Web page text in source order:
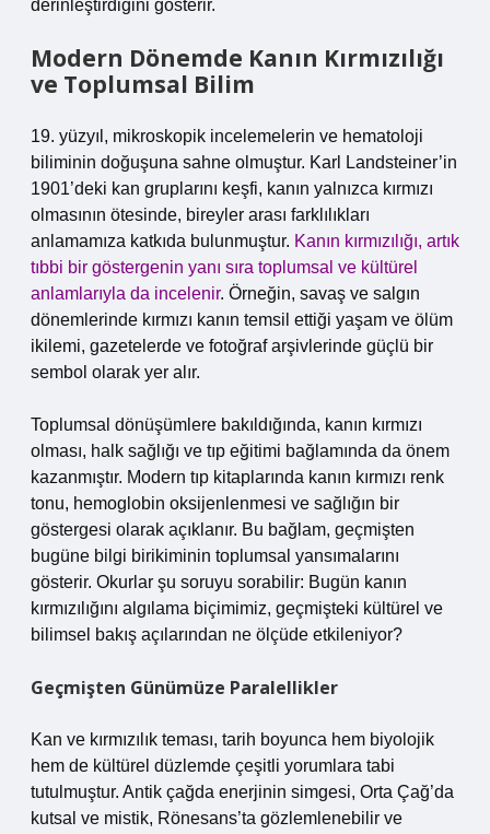
derinleştirdiğini gösterir.
Modern Dönemde Kanın Kırmızılığı
ve Toplumsal Bilim
19. yüzyıl, mikroskopik incelemelerin ve hematoloji
biliminin doğuşuna sahne olmuştur. Karl Landsteiner’in
1901’deki kan gruplarını keşfi, kanın yalnızca kırmızı
olmasının ötesinde, bireyler arası farklılıkları
anlamamıza katkıda bulunmuştur. Kanın kırmızılığı, artık
tıbbi bir göstergenin yanı sıra toplumsal ve kültürel
anlamlarıyla da incelenir. Örneğin, savaş ve salgın
dönemlerinde kırmızı kanın temsil ettiği yaşam ve ölüm
ikilemi, gazetelerde ve fotoğraf arşivlerinde güçlü bir
sembol olarak yer alır.
Toplumsal dönüşümlere bakıldığında, kanın kırmızı
olması, halk sağlığı ve tıp eğitimi bağlamında da önem
kazanmıştır. Modern tıp kitaplarında kanın kırmızı renk
tonu, hemoglobin oksijenlenmesi ve sağlığın bir
göstergesi olarak açıklanır. Bu bağlam, geçmişten
bugüne bilgi birikiminin toplumsal yansımalarını
gösterir. Okurlar şu soruyu sorabilir: Bugün kanın
kırmızılığını algılama biçimimiz, geçmişteki kültürel ve
bilimsel bakış açılarından ne ölçüde etkileniyor?
Geçmişten Günümüze Paralellikler
Kan ve kırmızılık teması, tarih boyunca hem biyolojik
hem de kültürel düzlemde çeşitli yorumlara tabi
tutulmuştur. Antik çağda enerjinin simgesi, Orta Çağ’da
kutsal ve mistik, Rönesans’ta gözlemlenebilir ve